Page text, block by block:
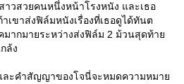
วสวยคนหนึ่งหน้าโรงหนัง และเธอ
เขาส่งฟิล์มหนังเรื่องที่เธอดูได้ทันต
มากมายระหว่างส่งฟิล์ม 2 ม้วนสุดท้า
ล้ง
ละคำสัญญาของโจนี่จะหมดความหมา